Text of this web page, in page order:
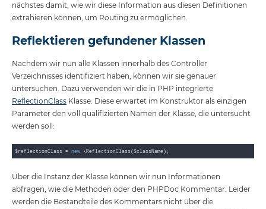
nächstes damit, wie wir diese Information aus diesen Definitionen
extrahieren können, um Routing zu ermöglichen.
Reflektieren gefundener Klassen
Nachdem wir nun alle Klassen innerhalb des Controller
Verzeichnisses identifiziert haben, können wir sie genauer
untersuchen. Dazu verwenden wir die in PHP integrierte
ReflectionClass Klasse. Diese erwartet im Konstruktor als einzigen
Parameter den voll qualifizierten Namen der Klasse, die untersucht
werden soll:
$reflectionClass = new
Über die Instanz der Klasse können wir nun Informationen
abfragen, wie die Methoden oder den PHPDoc Kommentar. Leider
werden die Bestandteile des Kommentars nicht über die